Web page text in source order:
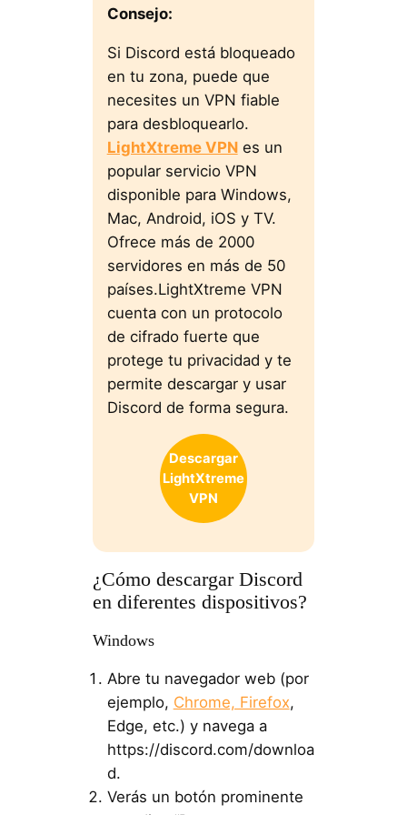
Consejo:
Si Discord está bloqueado
en tu zona, puede que
necesites un VPN fiable
para desbloquearlo.
LightXtreme VPNes un
popular servicio VPN
disponible para Windows,
Mac, Android, iOS y TV.
Ofrece más de 2000
servidores en más de 50
países.LightXtreme VPN
cuenta con un protocolo
de cifrado fuerte que
protege tu privacidad y te
permite descargar y usar
Discord de forma segura.
Descargar
LightXtreme
VPN
¿Cómo descargar Discord
en diferentes dispositivos?
Windows
Abre tu navegador web (por
ejemplo, Chrome, Firefox,
Edge, etc.) y navega a
https://discord.com/downloa
d.
Verás un botón prominente